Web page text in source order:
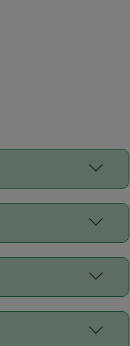
機能をご利用くださ
上事前申請すること
す。
ーの平均値、などで
／Diners